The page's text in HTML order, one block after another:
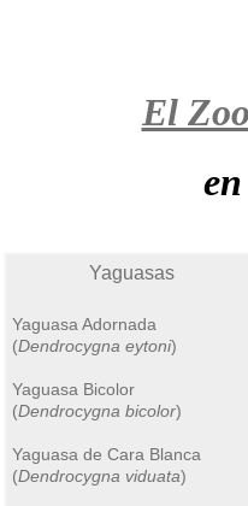
El
en
Yaguasas
Yaguasa Adornada
(Dendrocygna eytoni)
Yaguasa Bicolor
(Dendrocygna bicolor)
Yaguasa de Cara Blanca
(Dendrocygna viduata)